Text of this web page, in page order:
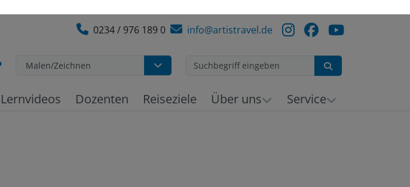
0234 / 976 189 0 info@artistravel.de